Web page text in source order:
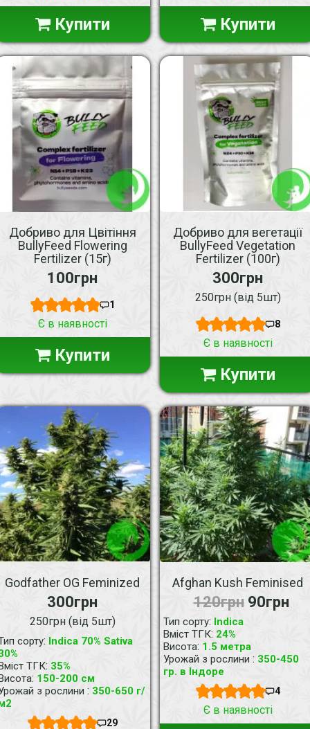
Купити Купити
Добриво для Цвітіння
BullyFeed Flowering
Fertilizer (15г)
100грн
1
Є в наявності
Купити
Добриво для вегетації
BullyFeed Vegetation
Fertilizer (100г)
300грн
250грн (від 5шт)
8
Є в наявності
Купити
Godfather OG Feminized
300грн
250грн (від 5шт)
сорту: Indica 70% Sativa
ТГК: 35%
: 150-200 см
з рослини : 350-650 г/
29
Afghan Kush Feminised
120грн 90грн
Тип сорту: Indica
Вміст ТГК: 24%
Висота: 1.5 метра
Урожай з рослини : 350-450
гр. в Індоре
4
Є в наявності